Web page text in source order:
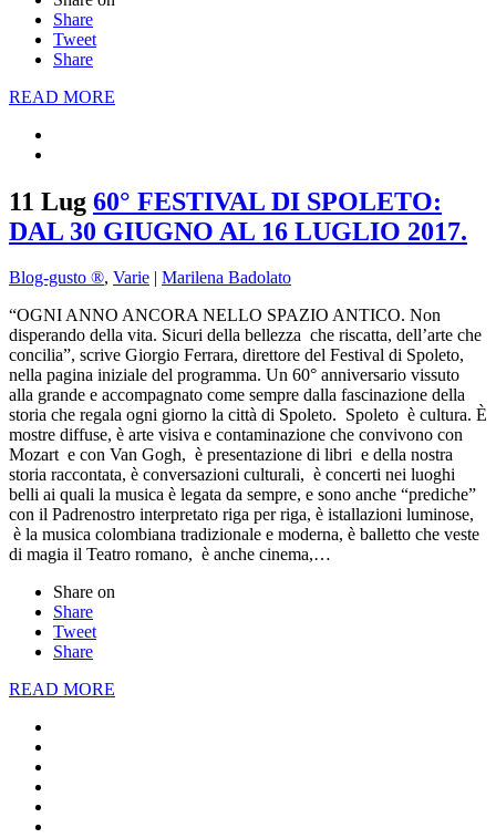
Share
Tweet
Share
READ MORE
11 Lug 60° FESTIVAL DI SPOLETO:
DAL 30 GIUGNO AL 16 LUGLIO 2017.
Blog-gusto ®, Varie | Marilena Badolato
“OGNI ANNO ANCORA NELLO SPAZIO ANTICO. Non
disperando della vita. Sicuri della bellezza che riscatta, dell’arte che
concilia”, scrive Giorgio Ferrara, direttore del Festival di Spoleto,
nella pagina iniziale del programma. Un 60° anniversario vissuto
alla grande e accompagnato come sempre dalla fascinazione della
storia che regala ogni giorno la città di Spoleto. Spoleto è cultura. È
mostre diffuse, è arte visiva e contaminazione che convivono con
Mozart e con Van Gogh, è presentazione di libri e della nostra
storia raccontata, è conversazioni culturali, è concerti nei luoghi
belli ai quali la musica è legata da sempre, e sono anche “prediche”
con il Padrenostro interpretato riga per riga, è istallazioni luminose,
è la musica colombiana tradizionale e moderna, è balletto che veste
di magia il Teatro romano, è anche cinema,…
Share on
Share
Tweet
Share
READ MORE